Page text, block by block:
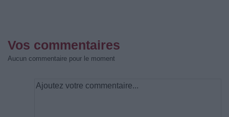
Vos commentaires
Aucun commentaire pour le moment